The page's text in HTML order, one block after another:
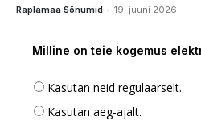
Raplamaa Sõnumid - 19. juuni 2026
Milline on teie kogemus
Kasutan neid regulaarselt.
Kasutan aeg-ajalt.